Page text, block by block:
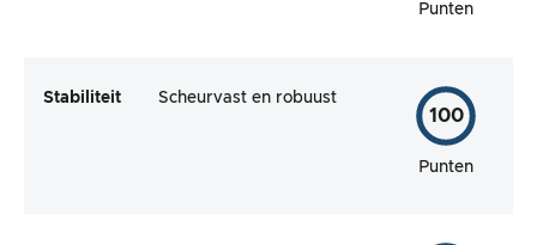
Punten
Stabiliteit Scheurvast en robuust
100
Punten